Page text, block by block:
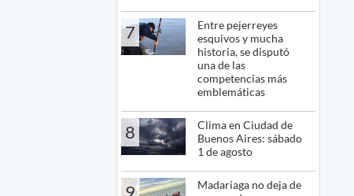
7
Entre pejerreyes
esquivos y mucha
historia, se disputó
una de las
competencias más
emblemáticas
8
Clima en Ciudad de
Buenos Aires: sábado
1 de agosto
Madariaga no deja de